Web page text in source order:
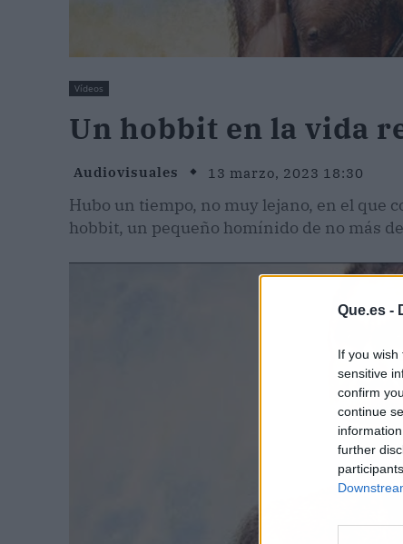
Que.es -
If you
sensitive
confirm
continue
further
Vídeos
Un hobbit en la vida
Audiovisuales 13 marzo, 2023 18:30
Hubo un tiempo, no muy lejano, en el que
hobbit, un pequeño homínido de no más